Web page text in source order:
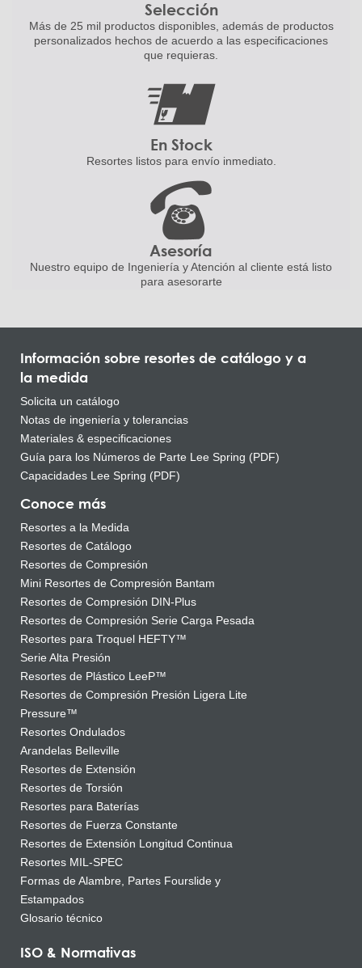
Selección
Más de 25 mil productos disponibles, además de productos
personalizados hechos de acuerdo a las especificaciones
que requieras.
En Stock
Resortes listos para envío inmediato.
Asesoría
Nuestro equipo de Ingeniería y Atención al cliente está listo
para asesorarte
Información sobre resortes de catálogo y a
la medida
Solicita un catálogo
Notas de ingeniería y tolerancias
Materiales & especificaciones
Guía para los Números de Parte Lee Spring (PDF)
Capacidades Lee Spring (PDF)
Conoce más
Resortes a la Medida
Resortes de Catálogo
Resortes de Compresión
Mini Resortes de Compresión Bantam
Resortes de Compresión DIN-Plus
Resortes de Compresión Serie Carga Pesada
Resortes para Troquel HEFTY™
Serie Alta Presión
Resortes de Plástico LeeP™
Resortes de Compresión Presión Ligera Lite
Pressure™
Resortes Ondulados
Arandelas Belleville
Resortes de Extensión
Resortes de Torsión
Resortes para Baterías
Resortes de Fuerza Constante
Resortes de Extensión Longitud Continua
Resortes MIL-SPEC
Formas de Alambre, Partes Fourslide y
Estampados
Glosario técnico
ISO & Normativas